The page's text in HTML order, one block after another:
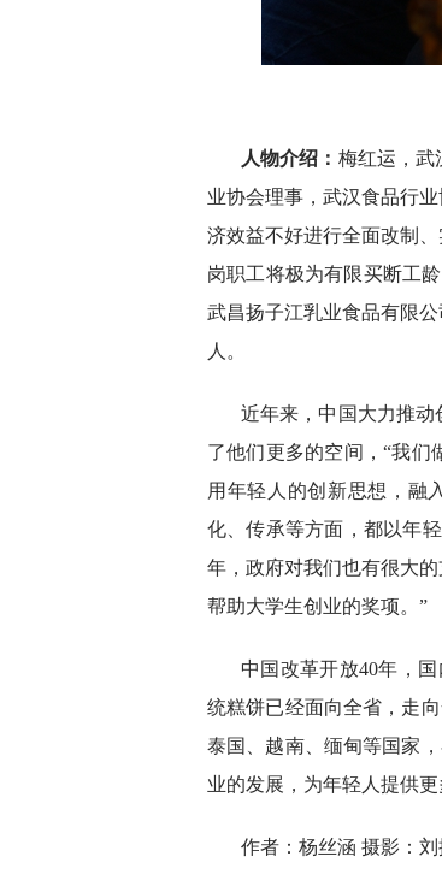
人物介绍： 梅红运，武
业协会理事，武汉食品行
济效益不好进行全面改制
岗职工将极为有限买断工
武昌扬子江乳业食品有限
人。
近年来，中国大力推
了他们更多的空间，“我们
用年轻人的创新思想，融
化、传承等方面，都以年
年，政府对我们也有很大
帮助大学生创业的奖项。”
中国改革开放40年，
统糕饼已经面向全省，走
泰国、越南、缅甸等国家
业的发展，为年轻人提供
作者：杨丝涵 摄影：